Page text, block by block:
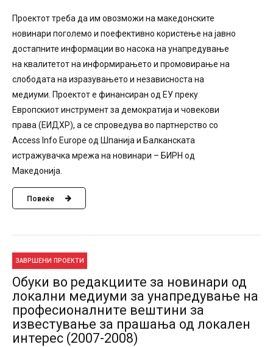
Проектот треба да им овозможи на македонските
новинари поголемо и поефективно користење на јавно
достапните информации во насока на унапредување
на квалитетот на информирањето и промовирање на
слободата на изразувањето и независноста на
медиуми. Проектот е финансиран од ЕУ преку
Европскиот инструмент за демократија и човекови
права (ЕИДХР), а се спроведува во партнерство со
Access Info Europe од Шпанија и Балканската
истражувачка мрежа на новинари – БИРН од
Македонија.
Повеќе
ЗАВРШЕНИ ПРОЕКТИ
Обуки во редакциите за новинари од
локални медиуми за унапредување на
професионалните вештини за
известување за прашања од локален
интерес (2007-2008)